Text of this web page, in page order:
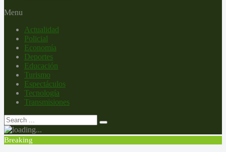
Menu
Actualidad
Policial
Economía
Deportes
Educación
Turismo
Espectáculos
Tecnología
Transmisiones
Breaking